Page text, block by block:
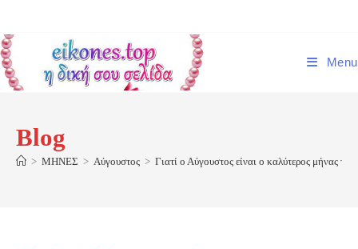
content
Menu
Blog
> ΜΗΝΕΣ > Αύγουστος > Γιατί ο Αύγουστος είναι ο καλύτερος μήνας